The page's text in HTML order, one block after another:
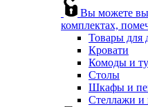
Вы можете
комплектах,
Товары для
Кровати
Комоды и
Столы
Шкафы и
Стеллажи и